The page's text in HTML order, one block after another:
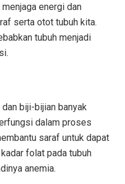
energi dan
serta otot tubuh kita.
tubuh menjadi
dan biji-bijian banyak
dalam proses
saraf untuk dapat
folat pada tubuh
anemia.